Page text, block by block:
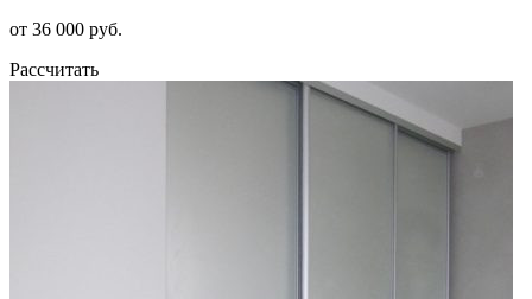
от 36 000 руб.
Рассчитать